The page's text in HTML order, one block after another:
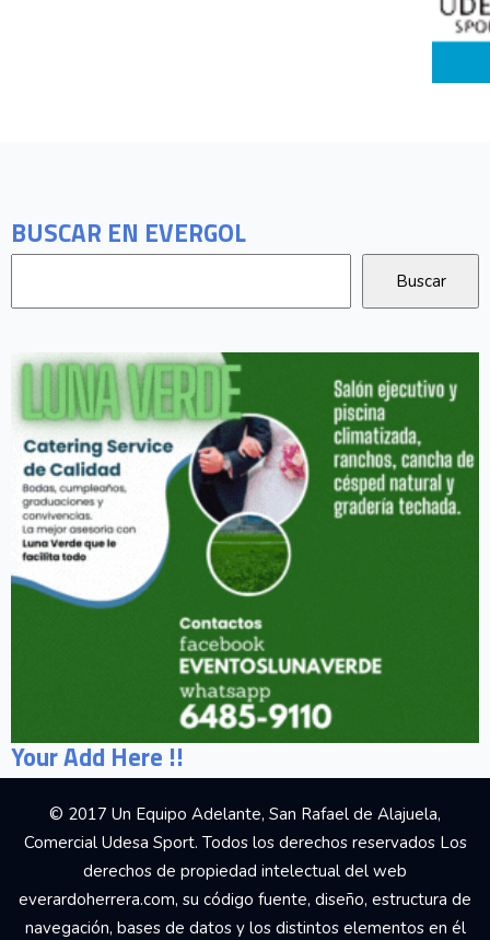
BUSCAR EN EVERGOL
Your Add Here !!
© 2017 Un Equipo Adelante, San Rafael de Alajuela,
Comercial Udesa Sport. Todos los derechos reservados Los
derechos de propiedad intelectual del web
everardoherrera.com, su código fuente, diseño, estructura de
navegación, bases de datos y los distintos elementos en él